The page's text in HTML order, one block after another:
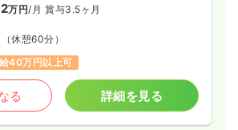
万円/月 賞与3.5ヶ月
（休憩60分）
40万円以上可
る 詳細を見る